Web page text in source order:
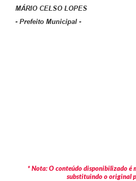
MÁRIO CELSO LOPES
- Prefeito Municipal -
* Nota: O conteúdo disponibilizado é
substituindo o original